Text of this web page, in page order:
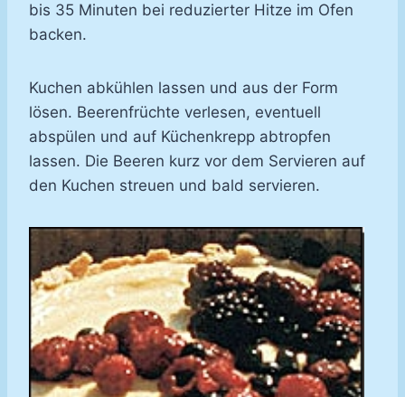
bis 35 Minuten bei reduzierter Hitze im Ofen
backen.
Kuchen abkühlen lassen und aus der Form
lösen. Beerenfrüchte verlesen, eventuell
abspülen und auf Küchenkrepp abtropfen
lassen. Die Beeren kurz vor dem Servieren auf
den Kuchen streuen und bald servieren.